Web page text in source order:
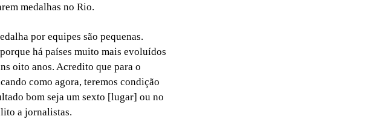
medalhas no Rio.
por equipes são pequenas.
há países muito mais evoluídos
oito anos. Acredito que para o
como agora, teremos condição
bom seja um sexto [lugar] ou no
a jornalistas.